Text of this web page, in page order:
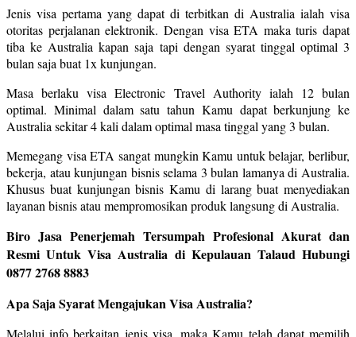
Jenis visa pertama yang dapat di terbitkan di Australia ialah visa
otoritas perjalanan elektronik. Dengan visa ETA maka turis dapat
tiba ke Australia kapan saja tapi dengan syarat tinggal optimal 3
bulan saja buat 1x kunjungan.
Masa berlaku visa Electronic Travel Authority ialah 12 bulan
optimal. Minimal dalam satu tahun Kamu dapat berkunjung ke
Australia sekitar 4 kali dalam optimal masa tinggal yang 3 bulan.
Memegang visa ETA sangat mungkin Kamu untuk belajar, berlibur,
bekerja, atau kunjungan bisnis selama 3 bulan lamanya di Australia.
Khusus buat kunjungan bisnis Kamu di larang buat menyediakan
layanan bisnis atau mempromosikan produk langsung di Australia.
Biro Jasa Penerjemah Tersumpah Profesional Akurat dan
Resmi Untuk Visa Australia di Kepulauan Talaud Hubungi
0877 2768 8883
Apa Saja Syarat Mengajukan Visa Australia?
Melalui info berkaitan jenis visa, maka Kamu telah dapat memilih